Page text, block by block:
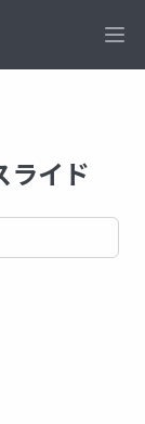
ライド